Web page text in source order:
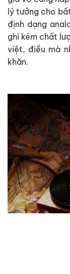
lý tưởng cho
định dạng
ghi kém chất
việt, điều mà
khăn.